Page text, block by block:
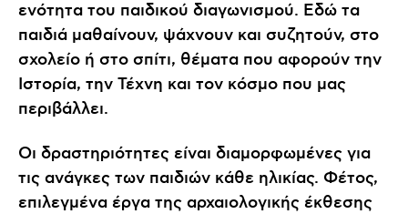
ενότητα του παιδικού διαγωνισμού. Εδώ τα
παιδιά μαθαίνουν, ψάχνουν και συζητούν, στο
σχολείο ή στο σπίτι, θέματα που αφορούν την
Ιστορία, την Τέχνη και τον κόσμο που μας
περιβάλλει.
Οι δραστηριότητες είναι διαμορφωμένες για
τις ανάγκες των παιδιών κάθε ηλικίας. Φέτος,
επιλεγμένα έργα της αρχαιολογικής έκθεσης